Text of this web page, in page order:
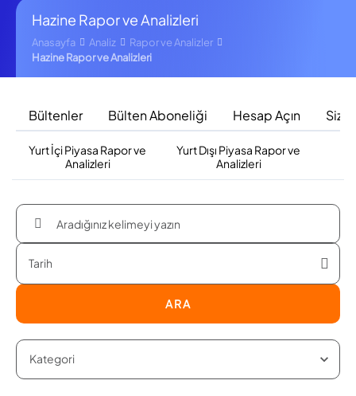
Hazine Rapor ve Analizleri
Anasayfa Analiz
Rapor ve Analizler
Hazine Rapor ve Analizleri
Bültenler Bülten Aboneliği Hesap Açın Sizi
Yurt İçi Piyasa Rapor ve
Analizleri
Yurt Dışı Piyasa Rapor ve
Analizleri
ARA